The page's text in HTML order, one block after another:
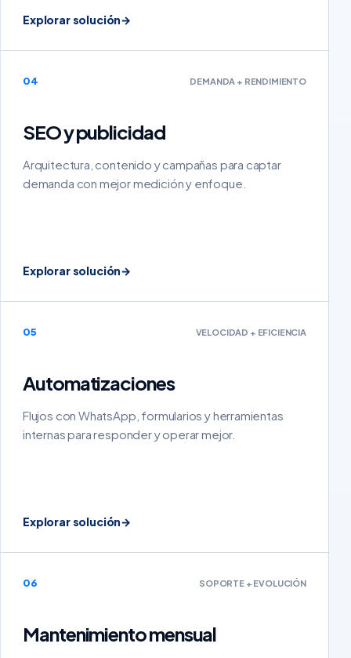
Explorar solución→
04 DEMANDA + RENDIMIENTO
SEO y publicidad
Arquitectura, contenido y campañas para captar
demanda con mejor medición y enfoque.
Explorar solución→
05 VELOCIDAD + EFICIENCIA
Automatizaciones
Flujos con WhatsApp, formularios y herramientas
internas para responder y operar mejor.
Explorar solución→
06 SOPORTE + EVOLUCIÓN
Mantenimiento mensual